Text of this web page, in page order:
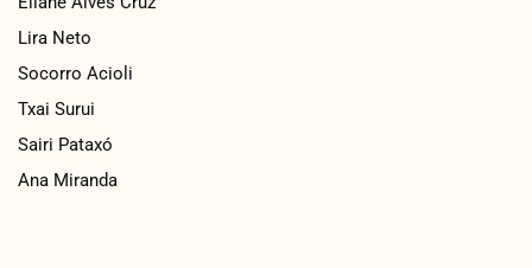
Lira Neto
Socorro Acioli
Txai Surui
Sairi Pataxó
Ana Miranda